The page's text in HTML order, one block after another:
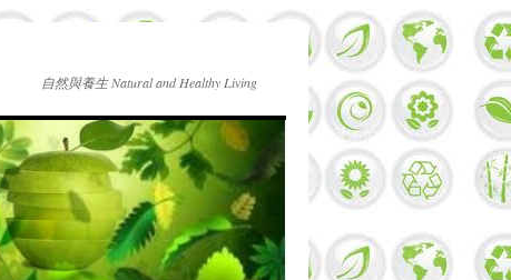
自然與養生 Natural and Healthy Living